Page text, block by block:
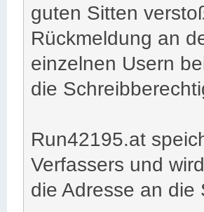
guten Sitten
Rückmeldung an
einzelnen Usern
die
Run42195.at
Verfassers und
die Adresse an die